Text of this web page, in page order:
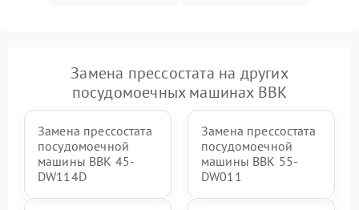
Замена прессостата на других
посудомоечных машинах BBK
Замена прессостата
посудомоечной
машины BBK 45-
DW114D
Замена прессостата
посудомоечной
машины BBK 55-
DW011